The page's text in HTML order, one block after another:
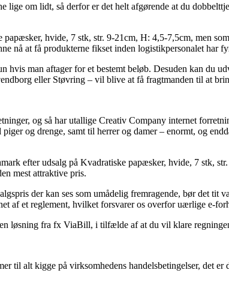
lige om lidt, så derfor er det helt afgørende at du
hvide, 7 stk, str. 9-21cm, H: 4,5-7,5cm, men
nå at få produkterne fikset inden logistikpersonalet har
man aftager for et bestemt beløb. Desuden kan du
eller Støvring – vil blive at få fragtmanden til at
og så har utallige Creativ Company internet
og drenge, samt til herrer og damer – enormt, og
efter udsalg på Kvadratiske papæsker, hvide, 7 stk,
mest attraktive pris.
der kan ses som umådelig fremragende, bør det tit
af et reglement, hvilket forsvarer os overfor uærlige e-
løsning fra fx ViaBill, i tilfælde af at du vil klare
til alt kigge på virksomhedens handelsbetingelser, det er